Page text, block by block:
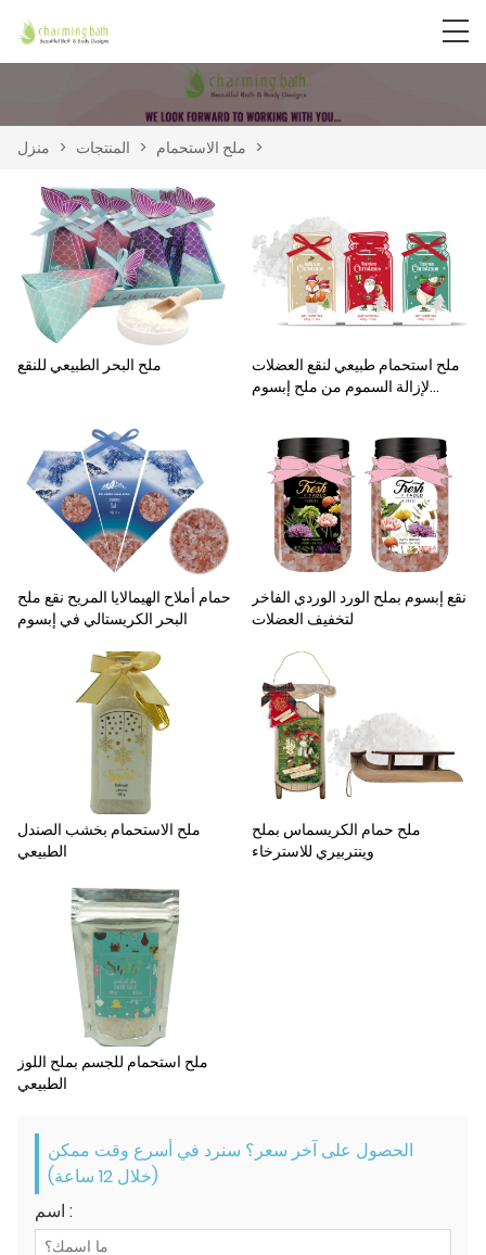
منزل > المنتجات > ملح الاستحمام >
ملح البحر الطبيعي للنقع
ملح استحمام طبيعي لنقع العضلات
لإزالة السموم من ملح إبسوم
حمام أملاح الهيمالايا المريح نقع ملح
البحر الكريستالي في إبسوم
نقع إبسوم بملح الورد الوردي الفاخر
لتخفيف العضلات
ملح الاستحمام بخشب الصندل
الطبيعي
ملح حمام الكريسماس بملح
وينتربيري للاسترخاء
ملح استحمام للجسم بملح اللوز
الطبيعي
الحصول على آخر سعر؟ سنرد في أسرع وقت ممكن
(خلال 12 ساعة)
اسم :